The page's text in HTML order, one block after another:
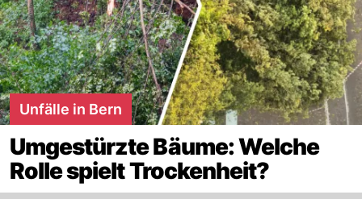
Unfälle in Bern
Umgestürzte Bäume: Welche
Rolle spielt Trockenheit?